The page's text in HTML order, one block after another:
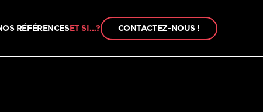
RÉFÉRENCESET SI…? CONTACTEZ-NOUS !